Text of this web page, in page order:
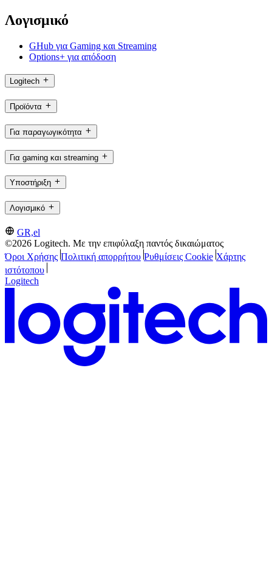
Λογισμικό
GHub για Gaming και Streaming
Options+ για απόδοση
Logitech
Προϊόντα
Για παραγωγικότητα
Για gaming και streaming
Υποστήριξη
Λογισμικό
GR,el
©2026 Logitech. Με την επιφύλαξη παντός δικαιώματος
Όροι Χρήσης Πολιτική απορρήτου Ρυθμίσεις Cookie Χάρτης
ιστότοπου
Logitech